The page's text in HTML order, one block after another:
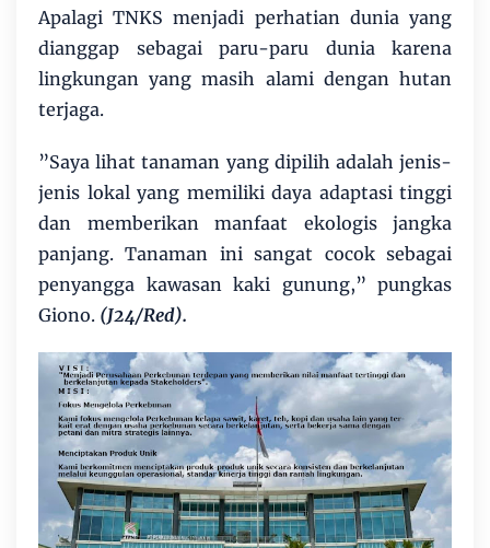
Apalagi TNKS menjadi perhatian dunia yang
dianggap sebagai paru-paru dunia karena
lingkungan yang masih alami dengan hutan
terjaga.
”Saya lihat tanaman yang dipilih adalah jenis-
jenis lokal yang memiliki daya adaptasi tinggi
dan memberikan manfaat ekologis jangka
panjang. Tanaman ini sangat cocok sebagai
penyangga kawasan kaki gunung,” pungkas
Giono. (J24/Red).